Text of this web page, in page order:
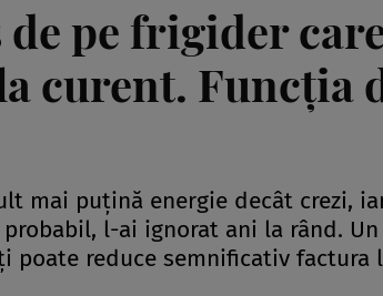
pe frigider
curent. Funcția
mai puțină energie decât crezi,
l-ai ignorat ani la rând.
poate reduce semnificativ